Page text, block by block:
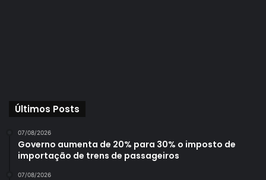
Últimos Posts
07/08/2026
Governo aumenta de 20% para 30% o imposto de
importação de trens de passageiros
07/08/2026